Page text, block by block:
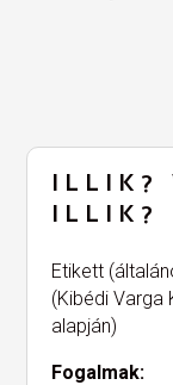
ILLIK?
ILLIK?
Etikett
(Kibédi Varga
alapján)
Fogalmak: